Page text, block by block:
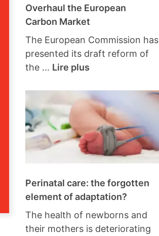
Overhaul the European
Carbon Market
The European Commission has
presented its draft reform of
the ... Lire plus
Perinatal care: the forgotten
element of adaptation?
The health of newborns and
their mothers is deteriorating